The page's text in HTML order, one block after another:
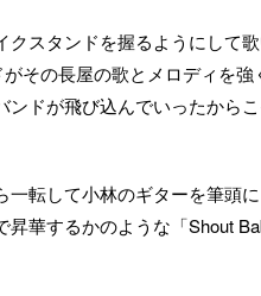
スタンドを握るようにして
その長屋の歌とメロディを
ンドが飛び込んでいったから
一転して小林のギターを筆頭
華するかのような「Shout